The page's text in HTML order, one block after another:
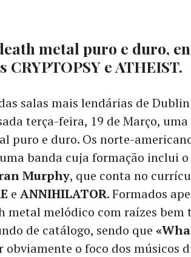
metal puro e duro,
e ATHEIST.
salas mais lendárias de
terça-feira, 19 de Março,
puro e duro. Os norte-
banda cuja formação inclui
Murphy, que conta no
e ANNIHILATOR. Formados
metal melódico com raízes bem
de catálogo, sendo que
obviamente o foco dos músicos